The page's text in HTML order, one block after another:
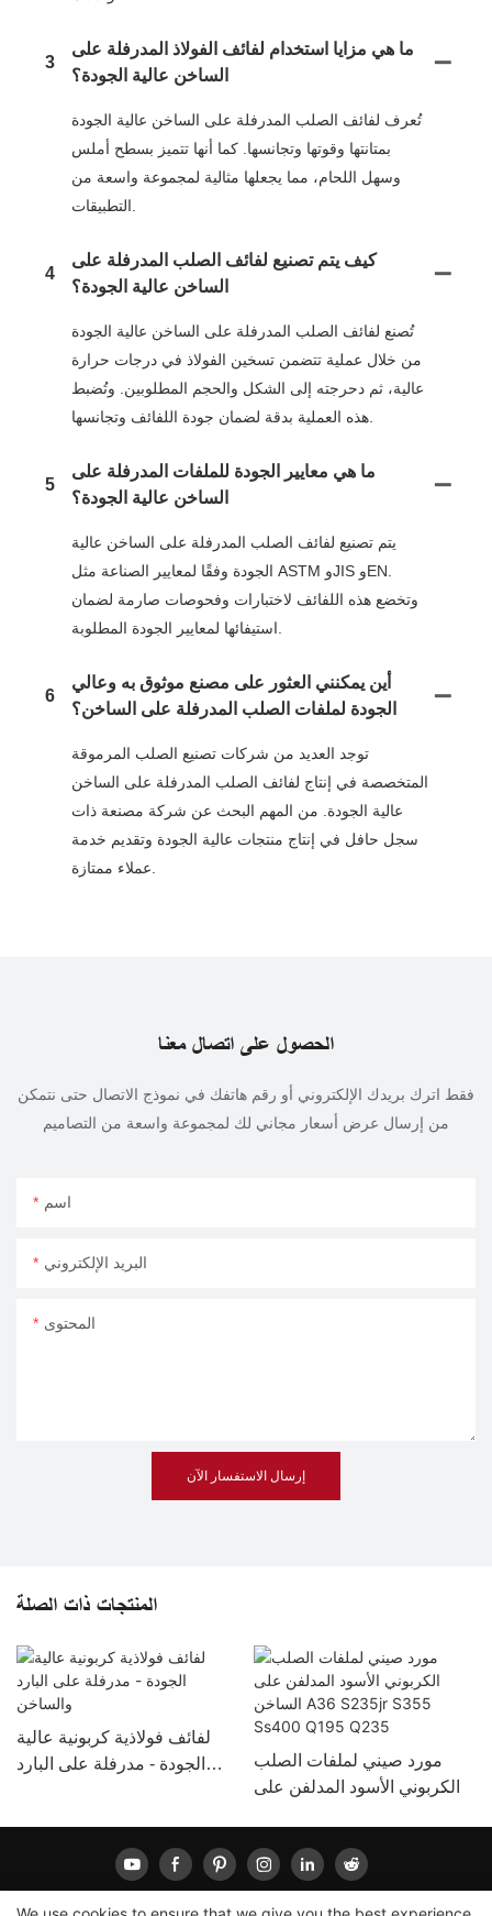
3
ما هي مزايا استخدام لفائف الفولاذ المدرفلة على
الساخن عالية الجودة؟
تُعرف لفائف الصلب المدرفلة على الساخن عالية الجودة
بمتانتها وقوتها وتجانسها. كما أنها تتميز بسطح أملس
وسهل اللحام، مما يجعلها مثالية لمجموعة واسعة من
4
كيف يتم تصنيع لفائف الصلب المدرفلة على
الساخن عالية الجودة؟
تُصنع لفائف الصلب المدرفلة على الساخن عالية الجودة
من خلال عملية تتضمن تسخين الفولاذ في درجات حرارة
عالية، ثم دحرجته إلى الشكل والحجم المطلوبين. وتُضبط
5
ما هي معايير الجودة للملفات المدرفلة على
الساخن عالية الجودة؟
يتم تصنيع لفائف الصلب المدرفلة على الساخن عالية
الجودة وفقًا لمعايير الصناعة مثل ASTM وJIS وEN.
وتخضع هذه اللفائف لاختبارات وفحوصات صارمة لضمان
6
أين يمكنني العثور على مصنع موثوق به وعالي
الجودة لملفات الصلب المدرفلة على الساخن؟
توجد العديد من شركات تصنيع الصلب المرموقة
المتخصصة في إنتاج لفائف الصلب المدرفلة على الساخن
عالية الجودة. من المهم البحث عن شركة مصنعة ذات
سجل حافل في إنتاج منتجات عالية الجودة وتقديم خدمة
الحصول على اتصال معنا
فقط اترك بريدك الإلكتروني أو رقم هاتفك في نموذج الاتصال حتى نتمكن
من إرسال عرض أسعار مجاني لك لمجموعة واسعة من التصاميم
اسم
البريد الإلكتروني
المحتوى
إرسال الاستفسار الآن
المنتجات ذات الصلة
لفائف فولاذية كربونية عالية
الجودة - مدرفلة على البارد
مورد صيني لملفات الصلب
الكربوني الأسود المدلفن على